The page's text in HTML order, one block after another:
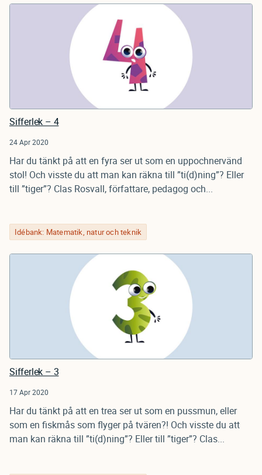
Sifferlek – 4
24 Apr 2020
Har du tänkt på att en fyra ser ut som en uppochnervänd
stol! Och visste du att man kan räkna till ”ti(d)ning”? Eller
till ”tiger”? Clas Rosvall, författare, pedagog och...
Idébank: Matematik, natur och teknik
Sifferlek – 3
17 Apr 2020
Har du tänkt på att en trea ser ut som en pussmun, eller
som en fiskmås som flyger på tvären?! Och visste du att
man kan räkna till ”ti(d)ning”? Eller till ”tiger”? Clas...